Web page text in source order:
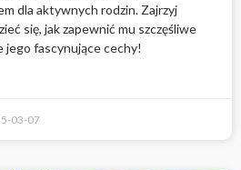
dla aktywnych rodzin. Zajrzyj
się, jak zapewnić mu szczęśliwe
jego fascynujące cechy!
03-07